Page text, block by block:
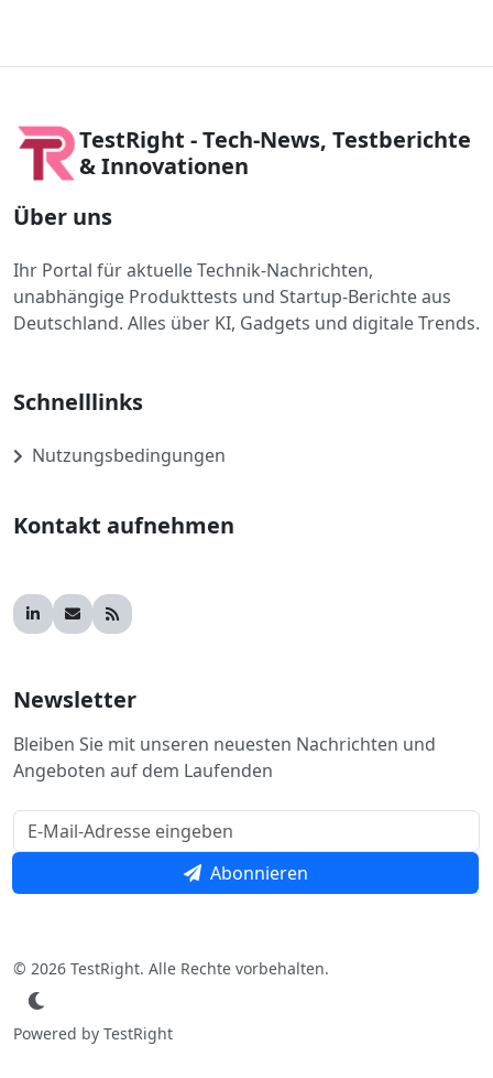
TestRight - Tech-News, Testberichte
& Innovationen
Über uns
Ihr Portal für aktuelle Technik-Nachrichten,
unabhängige Produkttests und Startup-Berichte aus
Deutschland. Alles über KI, Gadgets und digitale Trends.
Schnelllinks
Nutzungsbedingungen
Kontakt aufnehmen
Newsletter
Bleiben Sie mit unseren neuesten Nachrichten und
Angeboten auf dem Laufenden
Abonnieren
© 2026 TestRight. Alle Rechte vorbehalten.
Powered by TestRight